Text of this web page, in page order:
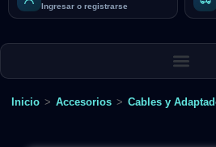
Ingresar o registrarse
Inicio > Accesorios > Cables y